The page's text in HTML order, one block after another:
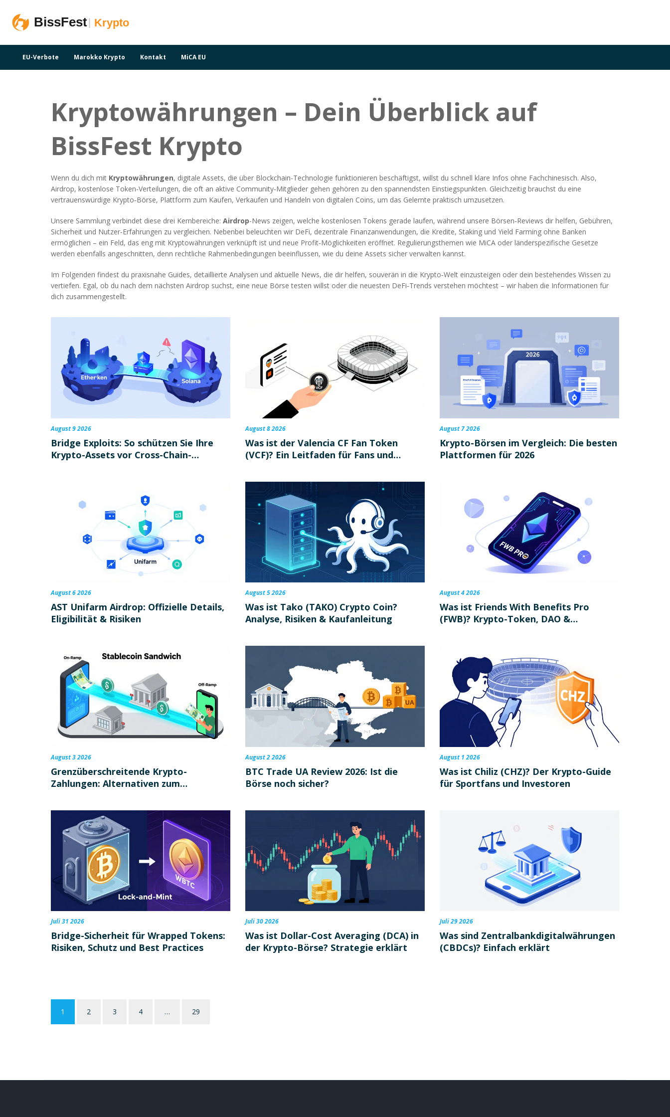
EU-Verbote Marokko Krypto Kontakt MiCA EU
Kryptowährungen – Dein Überblick auf
BissFest Krypto
Wenn du dich mit Kryptowährungen, digitale Assets, die über Blockchain-Technologie funktionieren beschäftigst, willst du schnell klare Infos ohne Fachchinesisch. Also,
Airdrop, kostenlose Token-Verteilungen, die oft an aktive Community‑Mitglieder gehen gehören zu den spannendsten Einstiegspunkten. Gleichzeitig brauchst du eine
vertrauenswürdige Krypto‑Börse, Plattform zum Kaufen, Verkaufen und Handeln von digitalen Coins, um das Gelernte praktisch umzusetzen.
Unsere Sammlung verbindet diese drei Kernbereiche: Airdrop-News zeigen, welche kostenlosen Tokens gerade laufen, während unsere Börsen‑Reviews dir helfen, Gebühren,
Sicherheit und Nutzer‑Erfahrungen zu vergleichen. Nebenbei beleuchten wir DeFi, dezentrale Finanzanwendungen, die Kredite, Staking und Yield Farming ohne Banken
ermöglichen – ein Feld, das eng mit Kryptowährungen verknüpft ist und neue Profit‑Möglichkeiten eröffnet. Regulierungsthemen wie MiCA oder länderspezifische Gesetze
werden ebenfalls angeschnitten, denn rechtliche Rahmenbedingungen beeinflussen, wie du deine Assets sicher verwalten kannst.
Im Folgenden findest du praxisnahe Guides, detaillierte Analysen und aktuelle News, die dir helfen, souverän in die Krypto‑Welt einzusteigen oder dein bestehendes Wissen zu
vertiefen. Egal, ob du nach dem nächsten Airdrop suchst, eine neue Börse testen willst oder die neuesten DeFi‑Trends verstehen möchtest – wir haben die Informationen für
dich zusammengestellt.
August 9 2026
Bridge Exploits: So schützen Sie Ihre
Krypto-Assets vor Cross-Chain-
August 8 2026
Was ist der Valencia CF Fan Token
(VCF)? Ein Leitfaden für Fans und
August 7 2026
Krypto-Börsen im Vergleich: Die besten
Plattformen für 2026
August 6 2026
AST Unifarm Airdrop: Offizielle Details,
Eligibilität & Risiken
August 5 2026
Was ist Tako (TAKO) Crypto Coin?
Analyse, Risiken & Kaufanleitung
August 4 2026
Was ist Friends With Benefits Pro
(FWB)? Krypto-Token, DAO &
August 3 2026
Grenzüberschreitende Krypto-
Zahlungen: Alternativen zum
August 2 2026
BTC Trade UA Review 2026: Ist die
Börse noch sicher?
August 1 2026
Was ist Chiliz (CHZ)? Der Krypto-Guide
für Sportfans und Investoren
Juli 31 2026
Bridge-Sicherheit für Wrapped Tokens:
Risiken, Schutz und Best Practices
Juli 30 2026
Was ist Dollar-Cost Averaging (DCA) in
der Krypto-Börse? Strategie erklärt
Juli 29 2026
Was sind Zentralbankdigitalwährungen
(CBDCs)? Einfach erklärt
1 2 3 4 … 29